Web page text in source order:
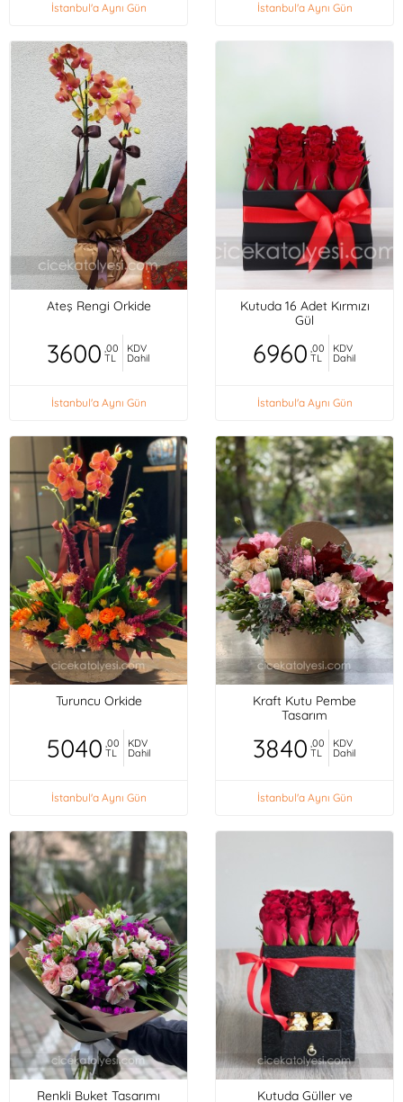
İstanbul'a Aynı Gün İstanbul'a Aynı Gün
Ateş Rengi Orkide
3600 ,00
TL
KDV
Dahil
İstanbul'a Aynı Gün
Kutuda 16 Adet Kırmızı
Gül
6960 ,00
TL
KDV
Dahil
İstanbul'a Aynı Gün
Turuncu Orkide
5040 ,00
TL
KDV
Dahil
İstanbul'a Aynı Gün
Kraft Kutu Pembe
Tasarım
3840 ,00
TL
KDV
Dahil
İstanbul'a Aynı Gün
Renkli Buket Tasarımı
Kutuda Güller ve